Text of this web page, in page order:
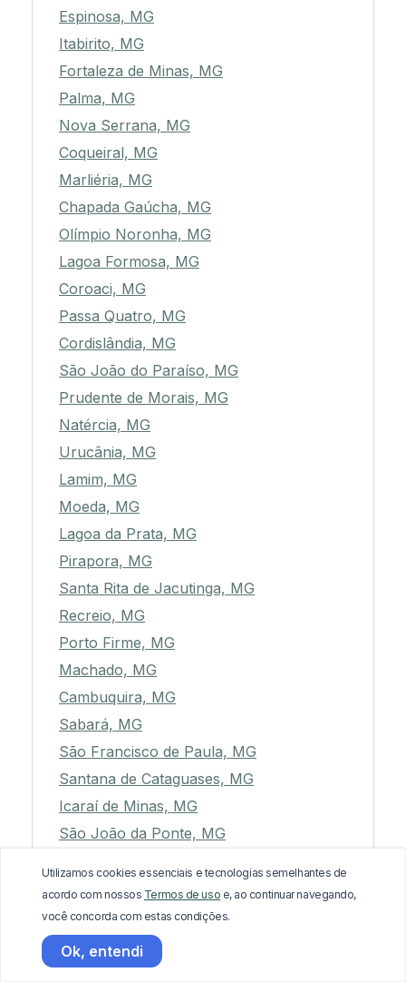
Espinosa, MG
Itabirito, MG
Fortaleza de Minas, MG
Palma, MG
Nova Serrana, MG
Coqueiral, MG
Marliéria, MG
Chapada Gaúcha, MG
Olímpio Noronha, MG
Lagoa Formosa, MG
Coroaci, MG
Passa Quatro, MG
Cordislândia, MG
São João do Paraíso, MG
Prudente de Morais, MG
Natércia, MG
Urucânia, MG
Lamim, MG
Moeda, MG
Lagoa da Prata, MG
Pirapora, MG
Santa Rita de Jacutinga, MG
Recreio, MG
Porto Firme, MG
Machado, MG
Cambuquira, MG
Sabará, MG
São Francisco de Paula, MG
Santana de Cataguases, MG
Icaraí de Minas, MG
São João da Ponte, MG
Coluna, MG
Perdigão, MG
Areado, MG
Rio Novo, MG
Utilizamos cookies essenciais e tecnologias semelhantes de
acordo com nossos Termos de uso e, ao continuar navegando,
você concorda com estas condições.
Ok, entendi